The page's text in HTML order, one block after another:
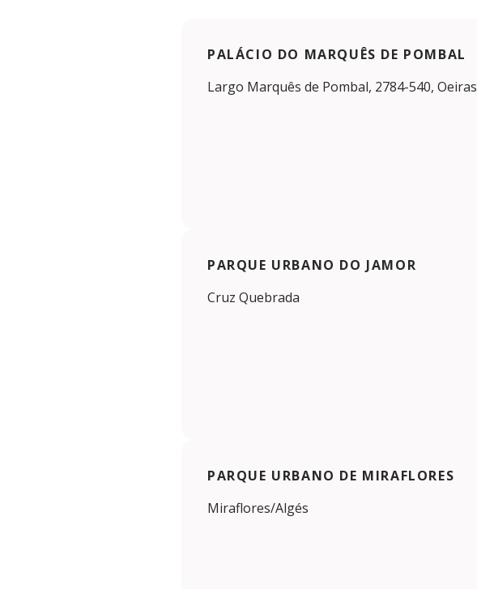
PALÁCIO DO MARQUÊS DE POMBAL
Largo Marquês de Pombal, 2784-540, Oeiras
PARQUE URBANO DO JAMOR
Cruz Quebrada
PARQUE URBANO DE MIRAFLORES
Miraflores/Algés